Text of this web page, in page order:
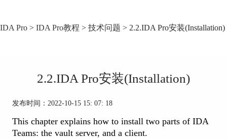
IDA Pro > IDA Pro教程 > 技术问题 > 2.2.IDA Pro安装(Installation)
2.2.IDA Pro安装(Installation)
发布时间：2022-10-15 15: 07: 18
This chapter explains how to install two parts of IDA
Teams: the vault server, and a client.